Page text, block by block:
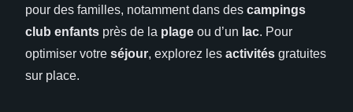
pour des familles, notamment dans des campings
club enfants près de la plage ou d’un lac. Pour
optimiser votre séjour, explorez les activités gratuites
sur place.